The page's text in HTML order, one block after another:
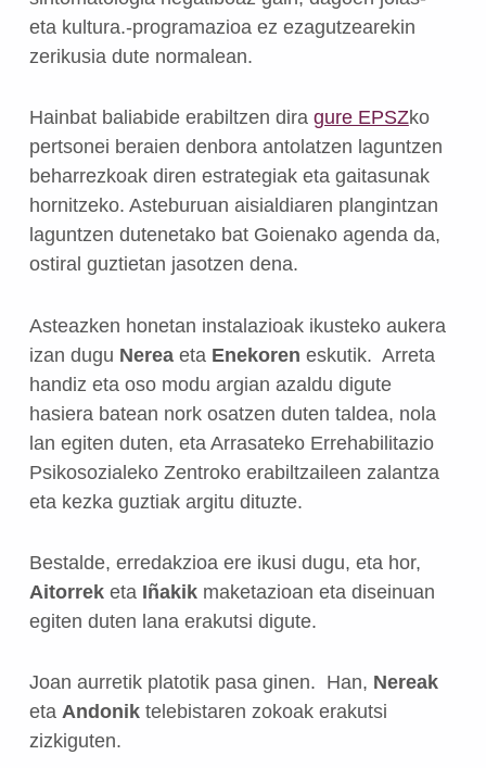
eta kultura.-programazioa ez ezagutzearekin
zerikusia dute normalean.
Hainbat baliabide erabiltzen dira gure EPSZko
pertsonei beraien denbora antolatzen laguntzen
beharrezkoak diren estrategiak eta gaitasunak
hornitzeko. Asteburuan aisialdiaren plangintzan
laguntzen dutenetako bat Goienako agenda da,
ostiral guztietan jasotzen dena.
Asteazken honetan instalazioak ikusteko aukera
izan dugu Nerea eta Enekoren eskutik. Arreta
handiz eta oso modu argian azaldu digute
hasiera batean nork osatzen duten taldea, nola
lan egiten duten, eta Arrasateko Errehabilitazio
Psikosozialeko Zentroko erabiltzaileen zalantza
eta kezka guztiak argitu dituzte.
Bestalde, erredakzioa ere ikusi dugu, eta hor,
Aitorrek eta Iñakik maketazioan eta diseinuan
egiten duten lana erakutsi digute.
Joan aurretik platotik pasa ginen. Han, Nereak
eta Andonik telebistaren zokoak erakutsi
zizkiguten.